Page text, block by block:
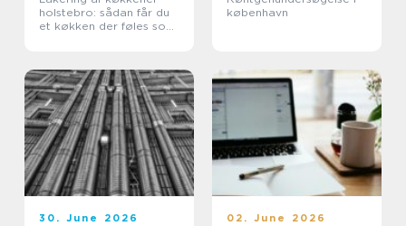
holstebro: sådan får du
et køkken der føles som
københavn
30. June 2026 02. June 2026